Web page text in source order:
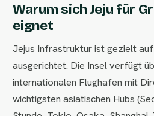
Warum sich Jeju für
eignet
Jejus Infrastruktur ist gezielt auf
ausgerichtet. Die Insel verfügt
internationalen Flughafen mit
wichtigsten asiatischen Hubs